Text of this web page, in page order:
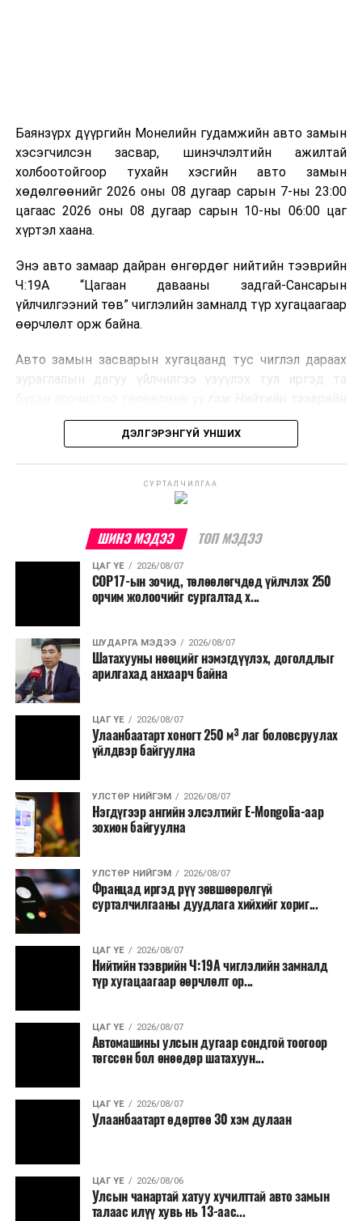
болон дулааны эрчим хүч үйлдвэрлэхэд ашиглаж
болдог. Зарим технологийн хувьд шаталтын дараа
үлдэх үнснээс фосфор зэрэг ашигт эрдсийг сэргээн
авах боломжтой аж.
Япон, Герман, Швейцар, Нидерланд, Өмнөд Солонгос
зэрэг улс лаг хатаах, шатаах технологийг ашиглаж
байна. Тухайлбал, Германд лаг шатаах үйлдвэрээс
гарсан үнснээс фосфор сэргээн авах технологи
ашигладаг бол Нидерландад төвлөрсөн лаг
боловсруулах үйлдвэрүүдээр дулаан, цахилгаан
Ийнхүү лаг хатаах, шатаах технологийг лагийн
улсад өргөн ашиглаж байна.
Баянзүрх дүүргийн Монелийн гудамжийн авто замын
хэсэгчилсэн засвар, шинэчлэлтийн ажилтай
холбоотойгоор тухайн хэсгийн авто замын
хөдөлгөөнийг 2026 оны 08 дугаар сарын 7-ны 23:00
цагаас 2026 оны 08 дугаар сарын 10-ны 06:00 цаг
хүртэл хаана.
Энэ авто замаар дайран өнгөрдөг нийтийн тээврийн
Ч:19А “Цагаан давааны задгай-Сансарын
үйлчилгээний төв” чиглэлийн замналд түр хугацаагаар
өөрчлөлт орж байна.
Авто замын засварын хугацаанд тус чиглэл дараах
зураглалын дагуу үйлчилгээ үзүүлэх тул иргэд та
бодлогын газраас мэдээллээ.
ДЭЛГЭРЭНГҮЙ УНШИХ
СУРТАЛЧИЛГАА
ШИНЭ МЭДЭЭ ТОП МЭДЭЭ
ЦАГ ҮЕ 2026/08/07
COP17-ын зочид, төлөөлөгчдөд үйлчлэх 250
орчим жолоочийг сургалтад х...
ШУДАРГА МЭДЭЭ 2026/08/07
Шатахууны нөөцийг нэмэгдүүлэх, доголдлыг
арилгахад анхаарч байна
ЦАГ ҮЕ 2026/08/07
Улаанбаатарт хоногт 250 м³ лаг боловсруулах
үйлдвэр байгуулна
УЛСТӨР НИЙГЭМ 2026/08/07
Нэгдүгээр ангийн элсэлтийг E-Mongolia-аар
зохион байгуулна
УЛСТӨР НИЙГЭМ 2026/08/07
Францад иргэд рүү зөвшөөрөлгүй
сурталчилгааны дуудлага хийхийг хориг...
ЦАГ ҮЕ 2026/08/07
Нийтийн тээврийн Ч:19А чиглэлийн замналд
түр хугацаагаар өөрчлөлт ор...
ЦАГ ҮЕ 2026/08/07
Автомашины улсын дугаар сондгой тоогоор
төгссөн бол өнөөдөр шатахуун...
ЦАГ ҮЕ 2026/08/07
Улаанбаатарт өдөртөө 30 хэм дулаан
ЦАГ ҮЕ 2026/08/06
Улсын чанартай хатуу хучилттай авто замын
талаас илүү хувь нь 13-аас...